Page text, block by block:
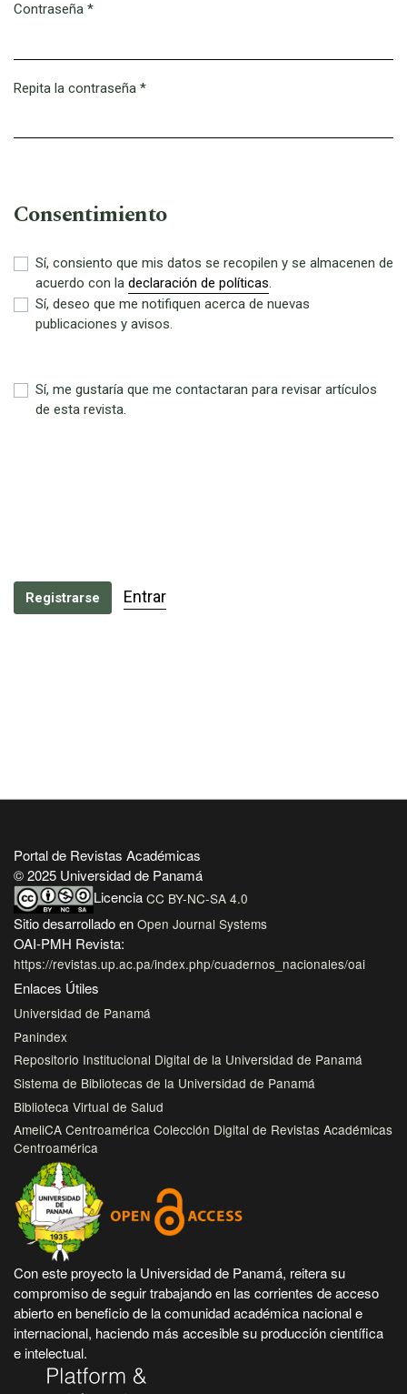
Contraseña *
Repita la contraseña *
Consentimiento
Sí, consiento que mis datos se recopilen y se almacenen de
acuerdo con la declaración de políticas.
Sí, deseo que me notifiquen acerca de nuevas
publicaciones y avisos.
Sí, me gustaría que me contactaran para revisar artículos
de esta revista.
Registrarse Entrar
Portal de Revistas Académicas
© 2025 Universidad de Panamá
Licencia CC BY-NC-SA 4.0
Sitio desarrollado en Open Journal Systems
OAI-PMH Revista:
https://revistas.up.ac.pa/index.php/cuadernos_nacionales/oai
Enlaces Útiles
Universidad de Panamá
Panindex
Repositorio Institucional Digital de la Universidad de Panamá
Sistema de Bibliotecas de la Universidad de Panamá
Biblioteca Virtual de Salud
AmeliCA Centroamérica Colección Digital de Revistas Académicas
Centroamérica
Con este proyecto la Universidad de Panamá, reitera su
compromiso de seguir trabajando en las corrientes de acceso
abierto en beneficio de la comunidad académica nacional e
internacional, haciendo más accesible su producción científica
e intelectual.